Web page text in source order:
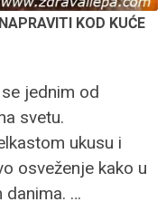
KOD KUĆE
jednim od
svetu.
ukusu i
osveženje kako u
danima. …